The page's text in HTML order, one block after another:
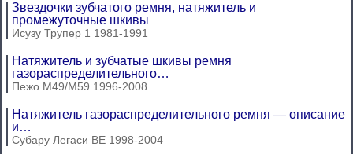
Звездочки зубчатого ремня, натяжитель и
промежуточные шкивы
Исузу Трупер 1 1981-1991
Натяжитель и зубчатые шкивы ремня
газораспределительного…
Пежо М49/М59 1996-2008
Натяжитель газораспределительного ремня — описание
и…
Субару Легаси BE 1998-2004